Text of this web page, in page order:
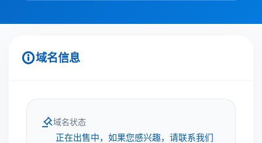
域名信息
域名状态
正在出售中，如果您感兴趣，请联系我们